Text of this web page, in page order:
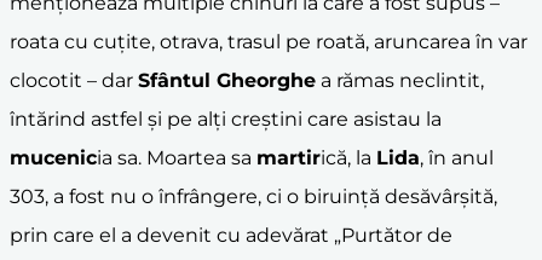
roata cu cuțite, otrava, trasul pe roată, aruncarea în var
clocotit – dar Sfântul Gheorghe a rămas neclintit,
întărind astfel și pe alți creștini care asistau la
mucenicia sa. Moartea sa martirică, la Lida, în anul
303, a fost nu o înfrângere, ci o biruință desăvârșită,
prin care el a devenit cu adevărat „Purtător de